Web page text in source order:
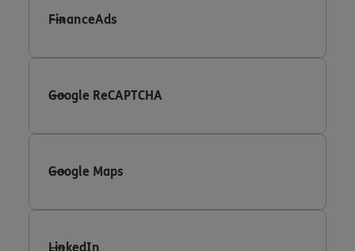
FinanceAds
Google ReCAPTCHA
Google Maps
LinkedIn